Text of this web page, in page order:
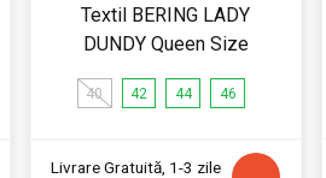
Textil BERING LADY
DUNDY Queen Size
40 42 44 46
Livrare Gratuită, 1-3 zile